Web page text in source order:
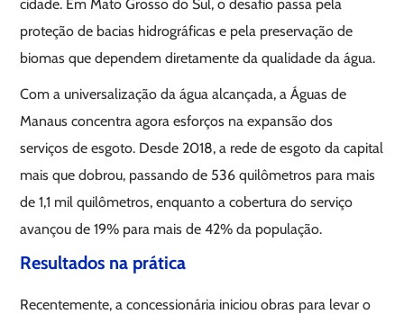
cidade. Em Mato Grosso do Sul, o desafio passa pela
proteção de bacias hidrográficas e pela preservação de
biomas que dependem diretamente da qualidade da água.
Com a universalização da água alcançada, a Águas de
Manaus concentra agora esforços na expansão dos
serviços de esgoto. Desde 2018, a rede de esgoto da capital
mais que dobrou, passando de 536 quilômetros para mais
de 1,1 mil quilômetros, enquanto a cobertura do serviço
avançou de 19% para mais de 42% da população.
Resultados na prática
Recentemente, a concessionária iniciou obras para levar o